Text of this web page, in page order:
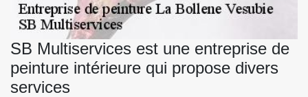
SB Multiservices est une entreprise de
peinture intérieure qui propose divers
services